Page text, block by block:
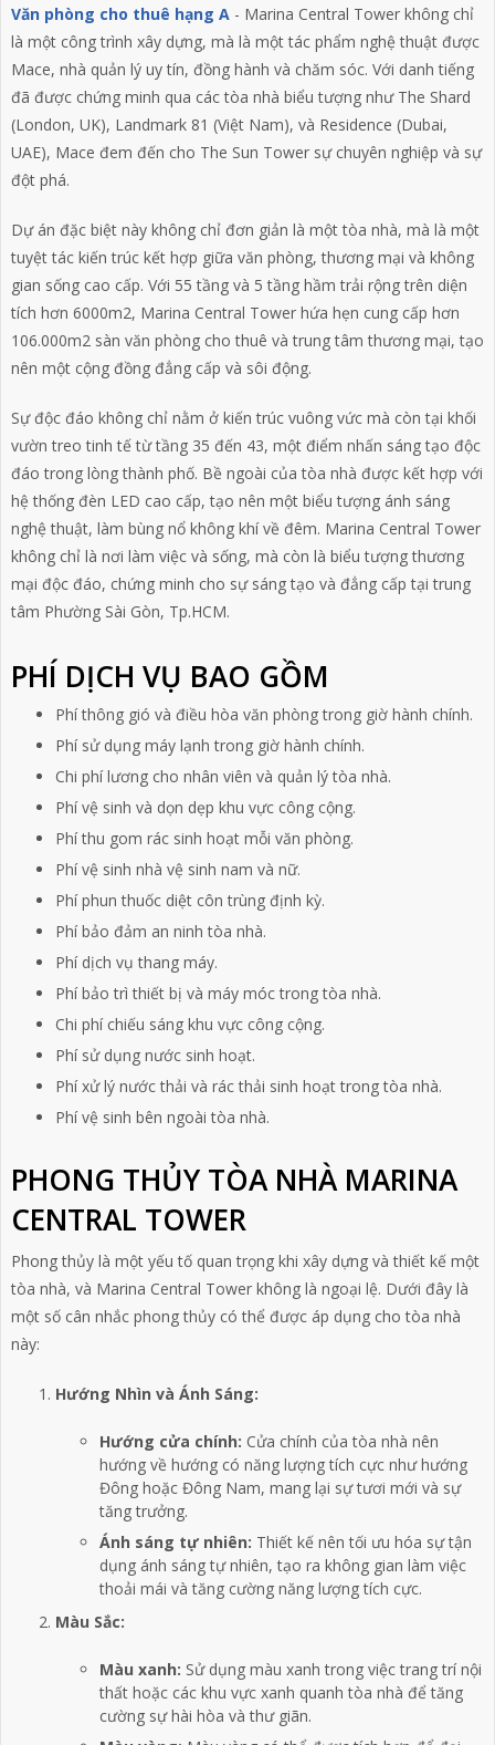
Văn phòng cho thuê hạng A- Marina Central Tower không chỉ
là một công trình xây dựng, mà là một tác phẩm nghệ thuật được
Mace, nhà quản lý uy tín, đồng hành và chăm sóc. Với danh tiếng
đã được chứng minh qua các tòa nhà biểu tượng như The Shard
(London, UK), Landmark 81 (Việt Nam), và Residence (Dubai,
UAE), Mace đem đến cho The Sun Tower sự chuyên nghiệp và sự
đột phá.
Dự án đặc biệt này không chỉ đơn giản là một tòa nhà, mà là một
tuyệt tác kiến trúc kết hợp giữa văn phòng, thương mại và không
gian sống cao cấp. Với 55 tầng và 5 tầng hầm trải rộng trên diện
tích hơn 6000m2, Marina Central Towerhứa hẹn cung cấp hơn
106.000m2 sàn văn phòng cho thuê và trung tâm thương mại, tạo
nên một cộng đồng đẳng cấp và sôi động.
Sự độc đáo không chỉ nằm ở kiến trúc vuông vức mà còn tại khối
vườn treo tinh tế từ tầng 35 đến 43, một điểm nhấn sáng tạo độc
đáo trong lòng thành phố. Bề ngoài của tòa nhà được kết hợp với
hệ thống đèn LED cao cấp, tạo nên một biểu tượng ánh sáng
nghệ thuật, làm bùng nổ không khí về đêm. Marina Central Tower
không chỉ là nơi làm việc và sống, mà còn là biểu tượng thương
mại độc đáo, chứng minh cho sự sáng tạo và đẳng cấp tại trung
tâm Phường Sài Gòn, Tp.HCM.
PHÍ DỊCH VỤ BAO GỒM
Phí thông gió và điều hòa văn phòng trong giờ hành chính.
Phí sử dụng máy lạnh trong giờ hành chính.
Chi phí lương cho nhân viên và quản lý tòa nhà.
Phí vệ sinh và dọn dẹp khu vực công cộng.
Phí thu gom rác sinh hoạt mỗi văn phòng.
Phí vệ sinh nhà vệ sinh nam và nữ.
Phí phun thuốc diệt côn trùng định kỳ.
Phí bảo đảm an ninh tòa nhà.
Phí dịch vụ thang máy.
Phí bảo trì thiết bị và máy móc trong tòa nhà.
Chi phí chiếu sáng khu vực công cộng.
Phí sử dụng nước sinh hoạt.
Phí xử lý nước thải và rác thải sinh hoạt trong tòa nhà.
Phí vệ sinh bên ngoài tòa nhà.
PHONG THỦY TÒA NHÀ MARINA
CENTRAL TOWER
Phong thủy là một yếu tố quan trọng khi xây dựng và thiết kế một
tòa nhà, và Marina Central Tower không là ngoại lệ. Dưới đây là
một số cân nhắc phong thủy có thể được áp dụng cho tòa nhà
này:
Hướng Nhìn và Ánh Sáng:
Hướng cửa chính: Cửa chính của tòa nhà nên
hướng về hướng có năng lượng tích cực như hướng
Đông hoặc Đông Nam, mang lại sự tươi mới và sự
tăng trưởng.
Ánh sáng tự nhiên: Thiết kế nên tối ưu hóa sự tận
dụng ánh sáng tự nhiên, tạo ra không gian làm việc
thoải mái và tăng cường năng lượng tích cực.
Màu Sắc:
Màu xanh: Sử dụng màu xanh trong việc trang trí nội
thất hoặc các khu vực xanh quanh tòa nhà để tăng
cường sự hài hòa và thư giãn.